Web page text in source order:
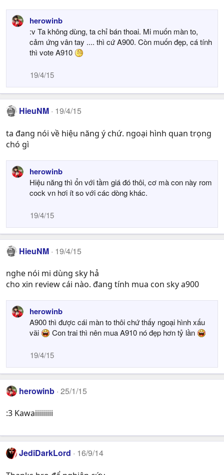
herowinb
:v Ta không dùng, ta chỉ bán thoai. Mi muốn màn to,
cảm ứng vân tay .... thì cứ A900. Còn muốn đẹp, cá tính
thì vote A910
19/4/15
HieuNM 19/4/15
ta đang nói về hiệu năng ý chứ. ngoại hình quan trọng
chó gì
herowinb
Hiệu năng thì ổn với tầm giá đó thôi, cơ mà con này rom
cock vn hơi ít so với các dòng khác.
19/4/15
HieuNM 19/4/15
nghe nói mi dùng sky hả
cho xin review cái nào. đang tính mua con sky a900
herowinb
A900 thì được cái màn to thôi chứ thấy ngoại hình xấu
vãi
Con trai thì nên mua A910 nó đẹp hơn tỷ lần
19/4/15
herowinb 25/1/15
:3 Kawaiiiiiiiii
JediDarkLord 16/9/14